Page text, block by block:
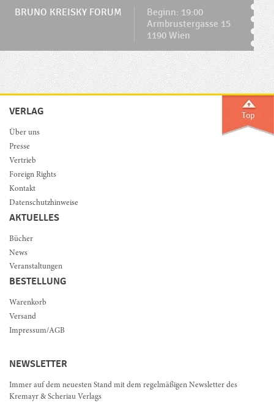
BRUNO KREISKY FORUM
Beginn: 19:00
Armbrustergasse 15
1190 Wien
VERLAG
Über uns
Presse
Vertrieb
Foreign Rights
Kontakt
Datenschutzhinweise
AKTUELLES
Bücher
News
Veranstaltungen
BESTELLUNG
Warenkorb
Versand
Impressum/AGB
NEWSLETTER
Immer auf dem neuesten Stand mit dem regelmäßigen Newsletter des
Kremayr & Scheriau Verlags